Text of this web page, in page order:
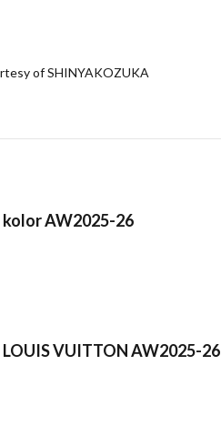
of SHINYAKOZUKA
kolor AW2025-26
LOUIS VUITTON AW2025-26